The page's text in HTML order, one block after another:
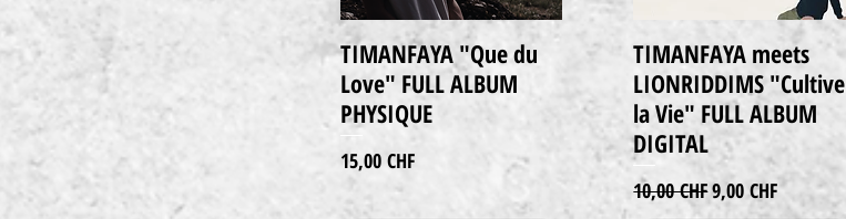
Schnellansicht
TIMANFAYA "Que du
Love" FULL ALBUM
PHYSIQUE
Preis
15,00 CHF
Schnellansicht
TIMANFAYA meets
LIONRIDDIMS "Cultive
la Vie" FULL ALBUM
DIGITAL
Standardpreis
10,00 CHFSale-Preis
9,00 CHF